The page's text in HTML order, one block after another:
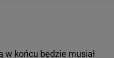
w końcu będzie musiał